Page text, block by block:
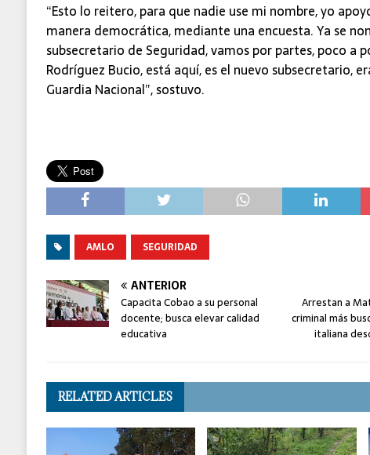
“Esto lo reitero, para que nadie use mi nombre, yo
manera democrática, mediante una encuesta. Ya se
subsecretario de Seguridad, vamos por partes, poco a
Rodríguez Bucio, está aquí, es el nuevo subsecretario,
Guardia Nacional”, sostuvo.
AMLO SEGURIDAD
ANTERIOR
Capacita Cobao a su personal
docente; busca elevar calidad
educativa
Arrestan a
criminal más
italiana
RELATED ARTICLES